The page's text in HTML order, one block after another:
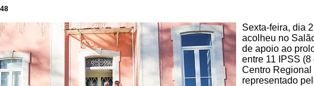
Sexta-feira, dia
acolheu no
de apoio ao
entre 11 IPSS
Centro
representado